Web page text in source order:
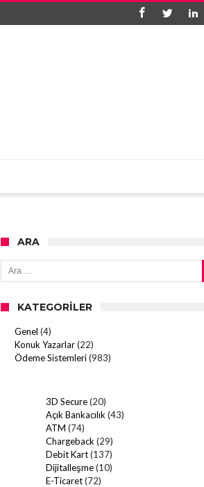
ARA
Arama:
KATEGORILER
Genel (4)
Konuk Yazarlar(22)
Ödeme Sistemleri(983)
3D Secure(20)
Açık Bankacılık (43)
ATM (74)
Chargeback (29)
Debit Kart(137)
Dijitalleşme(10)
E-Ticaret(72)